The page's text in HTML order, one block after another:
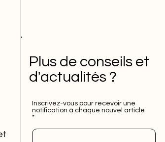
Plus de conseils et
d'actualités ?
Inscrivez-vous pour recevoir une
notification à chaque nouvel article